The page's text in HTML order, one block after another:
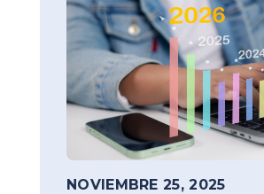
NOVIEMBRE 25, 2025